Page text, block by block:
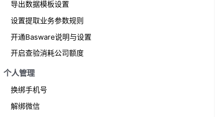
导出数据模板设置
设置提取业务参数规则
开通Basware说明与设置
开启查验消耗公司额度
个人管理
换绑手机号
解绑微信